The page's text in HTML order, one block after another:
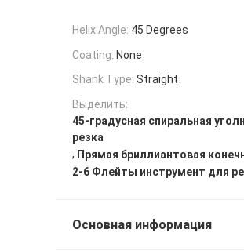
Helix Angle: 45 Degrees
Coating: None
Shank Type: Straight
Выделить:
45-градусная спиральная
резка
, Прямая бриллиантовая
2-6 Флейты инструмент для
Основная информация